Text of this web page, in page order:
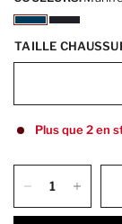
TAILLE
Plus que 2 en